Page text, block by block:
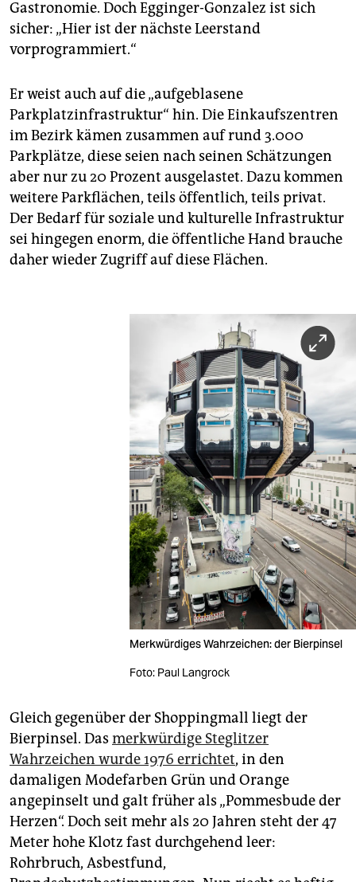
Gastronomie. Doch Egginger-Gonzalez ist sich
sicher: „Hier ist der nächste Leerstand
vorprogrammiert.“
Er weist auch auf die „aufgeblasene
Parkplatzinfrastruktur“ hin. Die Einkaufszentren
im Bezirk kämen zusammen auf rund 3.000
Parkplätze, diese seien nach seinen Schätzungen
aber nur zu 20 Prozent ausgelastet. Dazu kommen
weitere Parkflächen, teils öffentlich, teils privat.
Der Bedarf für soziale und kulturelle Infrastruktur
sei hingegen enorm, die öffentliche Hand brauche
daher wieder Zugriff auf diese Flächen.
Merkwürdiges Wahrzeichen: der Bierpinsel
Foto: Paul Langrock
Gleich gegenüber der Shoppingmall liegt der
Bierpinsel. Das merkwürdige Steglitzer
Wahrzeichen wurde 1976 errichtet, in den
damaligen Modefarben Grün und Orange
angepinselt und galt früher als „Pommesbude der
Herzen“. Doch seit mehr als 20 Jahren steht der 47
Meter hohe Klotz fast durchgehend leer:
Rohrbruch, Asbestfund,